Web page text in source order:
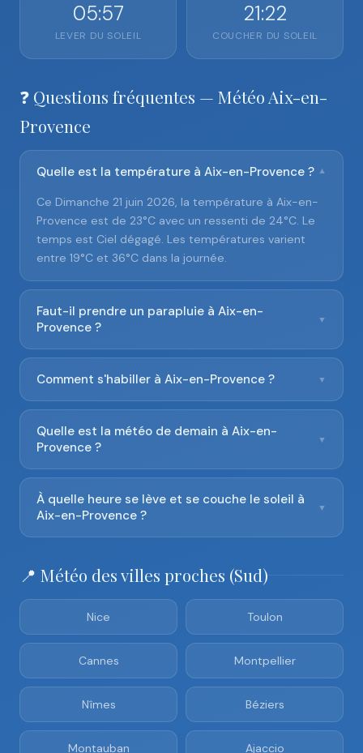
05:57
LEVER DU SOLEIL
21:22
COUCHER DU SOLEIL
❓ Questions fréquentes — Météo Aix-en-
Provence
Quelle est la température à Aix-en-Provence ? ▼
Ce Dimanche 21 juin 2026, la température à Aix-en-
Provence est de 23°C avec un ressenti de 24°C. Le
temps est Ciel dégagé. Les températures varient
entre 19°C et 36°C dans la journée.
Faut-il prendre un parapluie à Aix-en-
Provence ?
▼
Comment s'habiller à Aix-en-Provence ? ▼
Quelle est la météo de demain à Aix-en-
Provence ?
▼
À quelle heure se lève et se couche le soleil à
Aix-en-Provence ?
▼
📍 Météo des villes proches (Sud)
Nice Toulon
Cannes Montpellier
Nîmes Béziers
Montauban Ajaccio